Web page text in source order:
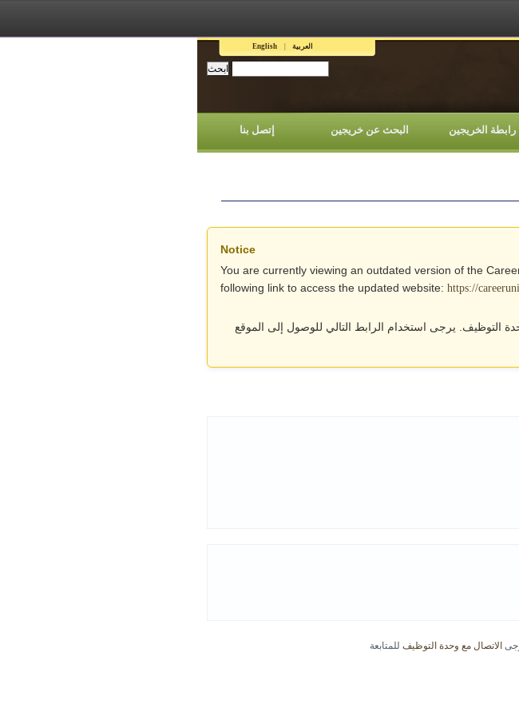
العربية English
رابطة الخريجين البحث عن خريجين إتصل بنا
Notice
You are currently viewing an outdated version of the
following link to access the updated website: https://
التوظيف. يرجى استخدام الرابط التالي للوصول إلى الموقع
الاتصال مع وحدة التوظيف للمتابعة